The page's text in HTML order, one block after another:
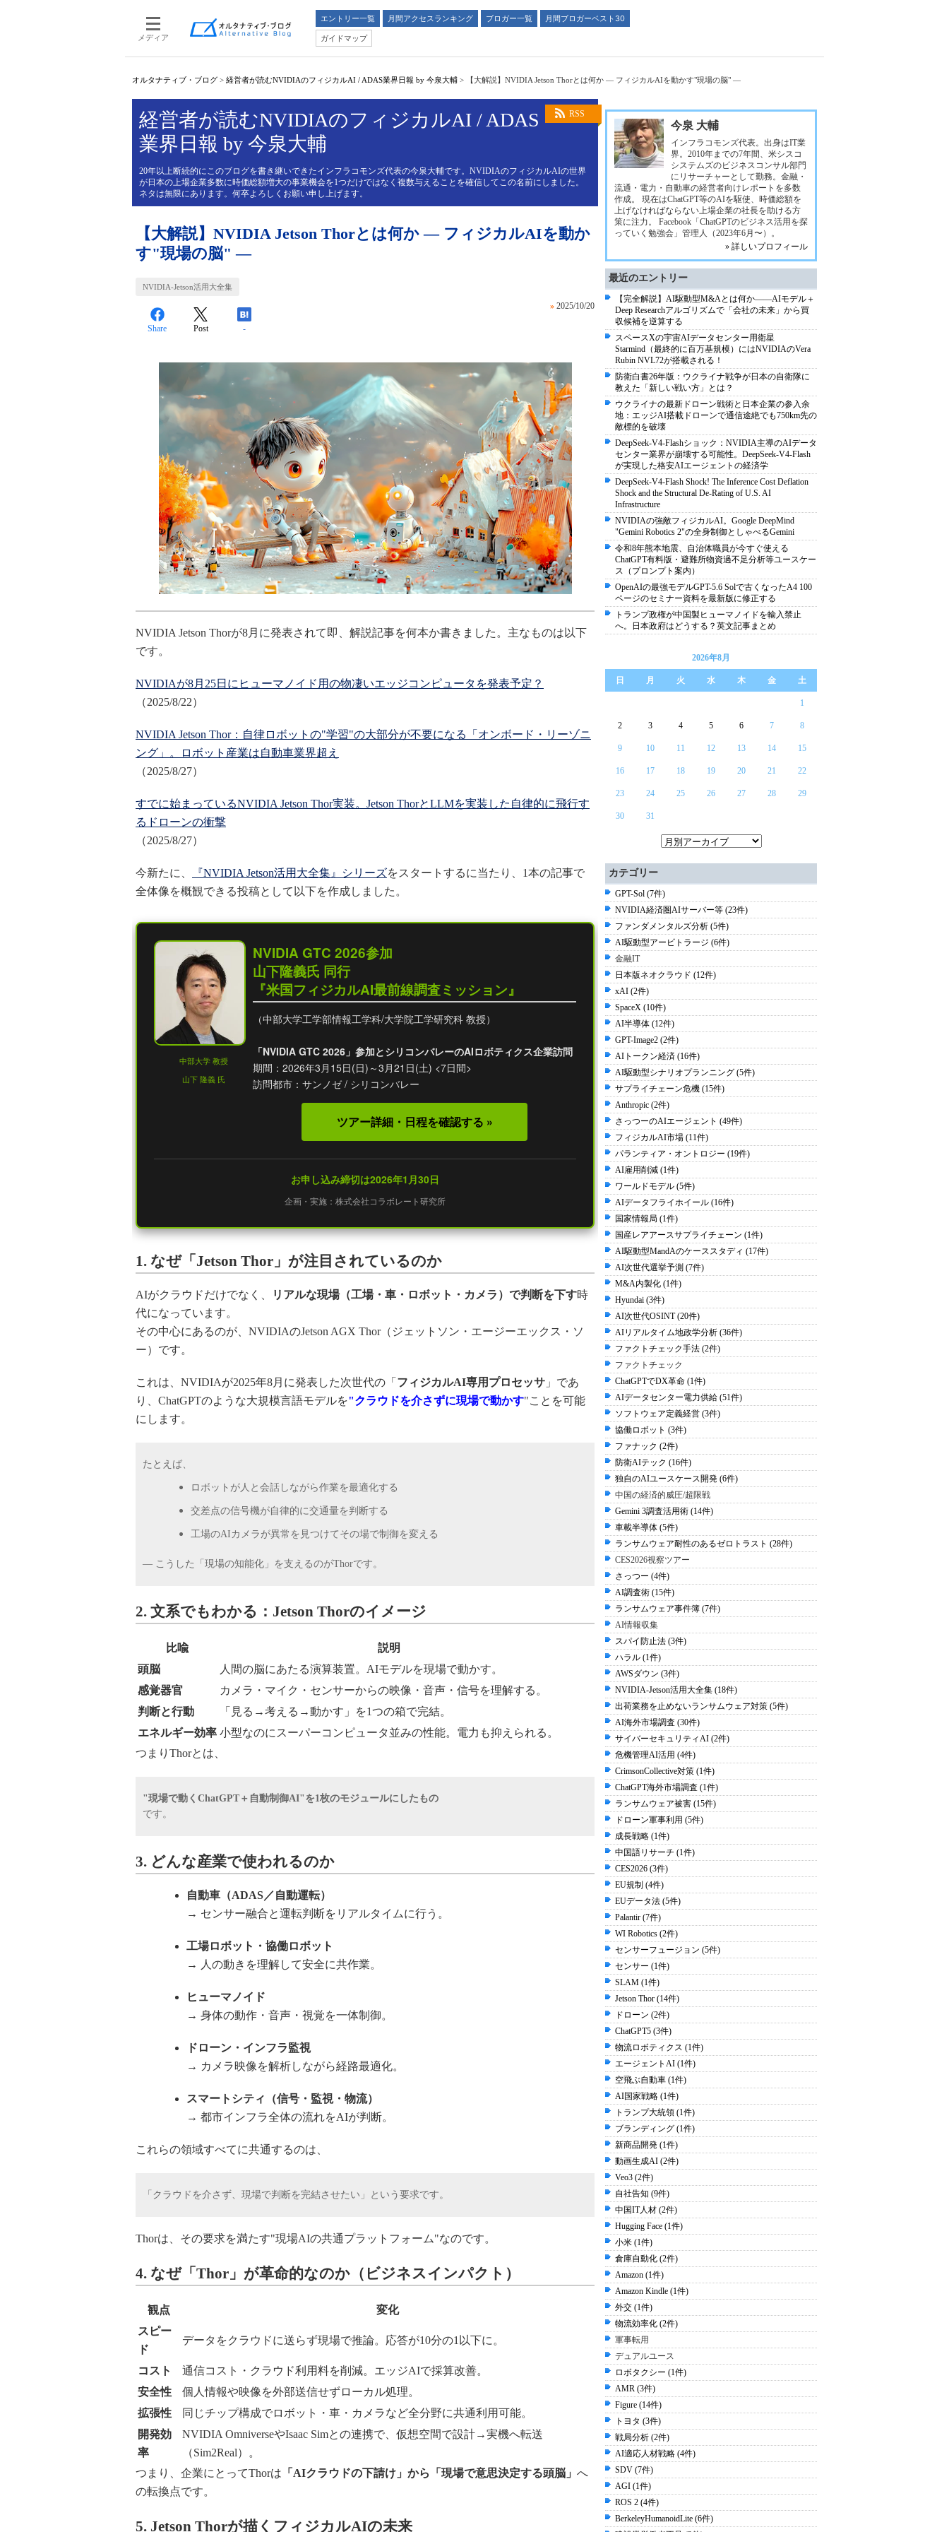
メディア
エントリー一覧 月間アクセスランキング ブロガー一覧
月間ブロガーベスト30
ガイドマップ
オルタナティブ・ブログ > 経営者が読むNVIDIAのフィジカルAI / ADAS業界日報 by 今泉大輔 > 【大解説】NVIDIA Jetson Thorとは何か ― フィジカルAIを動かす"現場の脳" ―
RSS
経営者が読むNVIDIAのフィジカルAI / ADAS
業界日報 by 今泉大輔
20年以上断続的にこのブログを書き継いできたインフラコモンズ代表の今泉大輔です。NVIDIAのフィジカルAIの世界
が日本の上場企業多数に時価総額増大の事業機会を1つだけではなく複数与えることを確信してこの名前にしました。
ネタは無限にあります。何卒よろしくお願い申し上げます。
【大解説】NVIDIA Jetson Thorとは何か ― フィジカルAIを動か
す"現場の脳" ―
NVIDIA-Jetson活用大全集
» 2025/10/20
Share Post -
NVIDIA Jetson Thorが8月に発表されて即、解説記事を何本か書きました。主なものは以下
です。
NVIDIAが8月25日にヒューマノイド用の物凄いエッジコンピュータを発表予定？
（2025/8/22）
NVIDIA Jetson Thor：自律ロボットの"学習"の大部分が不要になる「オンボード・リーゾニ
ング」。ロボット産業は自動車業界超え
（2025/8/27）
すでに始まっているNVIDIA Jetson Thor実装。Jetson ThorとLLMを実装した自律的に飛行す
るドローンの衝撃
（2025/8/27）
今新たに、 『NVIDIA Jetson活用大全集』シリーズをスタートするに当たり、1本の記事で
全体像を概観できる投稿として以下を作成しました。
中部大学 教授
山下 隆義 氏
NVIDIA GTC 2026参加
山下隆義氏 同行
『米国フィジカルAI最前線調査ミッション』
（中部大学工学部情報工学科/大学院工学研究科 教授）
「NVIDIA GTC 2026」参加とシリコンバレーのAIロボティクス企業訪問
期間：2026年3月15日(日)～3月21日(土) <7日間>
訪問都市：サンノゼ / シリコンバレー
ツアー詳細・日程を確認する »
お申し込み締切は2026年1月30日
企画・実施：株式会社コラボレート研究所
1. なぜ「Jetson Thor」が注目されているのか
AIがクラウドだけでなく、 リアルな現場（工場・車・ロボット・カメラ）で判断を下す時
代になっています。
その中心にあるのが、NVIDIAのJetson AGX Thor（ジェットソン・エージーエックス・ソ
ー）です。
これは、NVIDIAが2025年8月に発表した次世代の「 フィジカルAI専用プロセッサ 」であ
り、ChatGPTのような大規模言語モデルを"クラウドを介さずに現場で動かす"ことを可能
にします。
たとえば、
ロボットが人と会話しながら作業を最適化する
交差点の信号機が自律的に交通量を判断する
工場のAIカメラが異常を見つけてその場で制御を変える
― こうした「現場の知能化」を支えるのがThorです。
2. 文系でもわかる：Jetson Thorのイメージ
比喩
説明
頭脳
人間の脳にあたる演算装置。AIモデルを現場で動かす。
感覚器官
カメラ・マイク・センサーからの映像・音声・信号を理解する。
判断と行動
「見る→考える→動かす」を1つの箱で完結。
エネルギー効率 小型なのにスーパーコンピュータ並みの性能。電力も抑えられる。
つまりThorとは、
"現場で動くChatGPT＋自動制御AI"を1枚のモジュールにしたもの
です。
3. どんな産業で使われるのか
自動車（ADAS／自動運転）
→ センサー融合と運転判断をリアルタイムに行う。
工場ロボット・協働ロボット
→ 人の動きを理解して安全に共作業。
ヒューマノイド
→ 身体の動作・音声・視覚を一体制御。
ドローン・インフラ監視
→ カメラ映像を解析しながら経路最適化。
スマートシティ（信号・監視・物流）
→ 都市インフラ全体の流れをAIが判断。
これらの領域すべてに共通するのは、
「クラウドを介さず、現場で判断を完結させたい」という要求です。
Thorは、その要求を満たす"現場AIの共通プラットフォーム"なのです。
4. なぜ「Thor」が革命的なのか（ビジネスインパクト）
観点
変化
スピー
ド
データをクラウドに送らず現場で推論。応答が10分の1以下に。
コスト
通信コスト・クラウド利用料を削減。エッジAIで採算改善。
安全性
個人情報や映像を外部送信せずローカル処理。
拡張性
同じチップ構成でロボット・車・カメラなど全分野に共通利用可能。
開発効
率
NVIDIA OmniverseやIsaac Simとの連携で、仮想空間で設計→実機へ転送
（Sim2Real）。
つまり、企業にとってThorは 「AIクラウドの下請け」から「現場で意思決定する頭脳」 へ
の転換点です。
5. Jetson Thorが描くフィジカルAIの未来
今泉 大輔
インフラコモンズ代表。出身はIT業
界。2010年までの7年間、米シスコ
システムズのビジネスコンサル部門
にリサーチャーとして勤務。金融・
流通・電力・自動車の経営者向けレポートを多数
作成。 現在はChatGPT等のAIを駆使、時価総額を
上げなければならない上場企業の社長を助ける方
策に注力。 Facebook「ChatGPTのビジネス活用を探
っていく勉強会」管理人（2023年6月〜）。
» 詳しいプロフィール
最近のエントリー
【完全解説】AI駆動型M&Aとは何か――AIモデル＋
Deep Researchアルゴリズムで「会社の未来」から買
収候補を逆算する
スペースXの宇宙AIデータセンター用衛星
Starmind（最終的に百万基規模）にはNVIDIAのVera
Rubin NVL72が搭載される！
防衛白書26年版：ウクライナ戦争が日本の自衛隊に
教えた「新しい戦い方」とは？
ウクライナの最新ドローン戦術と日本企業の参入余
地：エッジAI搭載ドローンで通信途絶でも750km先の
敵標的を破壊
DeepSeek-V4-Flashショック：NVIDIA主導のAIデータ
センター業界が崩壊する可能性。DeepSeek-V4-Flash
が実現した格安AIエージェントの経済学
DeepSeek-V4-Flash Shock! The Inference Cost Deflation
Shock and the Structural De-Rating of U.S. AI
Infrastructure
NVIDIAの強敵フィジカルAI。Google DeepMind
"Gemini Robotics 2"の全身制御としゃべるGemini
令和8年熊本地震、自治体職員が今すぐ使える
ChatGPT有料版・避難所物資過不足分析等ユースケー
ス（プロンプト案内）
OpenAIの最強モデルGPT-5.6 Solで古くなったA4 100
ページのセミナー資料を最新版に修正する
トランプ政権が中国製ヒューマノイドを輸入禁止
へ。日本政府はどうする？英文記事まとめ
2026年8月
日 月 火 水 木 金 土
1
2 3 4 5 6 7 8
9 10 11 12 13 14 15
16 17 18 19 20 21 22
23 24 25 26 27 28 29
30 31
カテゴリー
GPT-Sol (7件)
NVIDIA経済圏AIサーバー等 (23件)
ファンダメンタルズ分析 (5件)
AI駆動型アービトラージ (6件)
金融IT
日本版ネオクラウド (12件)
xAI (2件)
SpaceX (10件)
AI半導体 (12件)
GPT-Image2 (2件)
AIトークン経済 (16件)
AI駆動型シナリオプランニング (5件)
サプライチェーン危機 (15件)
Anthropic (2件)
さっつーのAIエージェント (49件)
フィジカルAI市場 (11件)
パランティア・オントロジー (19件)
AI雇用削減 (1件)
ワールドモデル (5件)
AIデータフライホイール (16件)
国家情報局 (1件)
国産レアアースサプライチェーン (1件)
AI駆動型MandAのケーススタディ (17件)
AI次世代選挙予測 (7件)
M&A内製化 (1件)
Hyundai (3件)
AI次世代OSINT (20件)
AIリアルタイム地政学分析 (36件)
ファクトチェック手法 (2件)
ファクトチェック
ChatGPTでDX革命 (1件)
AIデータセンター電力供給 (51件)
ソフトウェア定義経営 (3件)
協働ロボット (3件)
ファナック (2件)
防衛AIテック (16件)
独自のAIユースケース開発 (6件)
中国の経済的威圧/超限戦
Gemini 3調査活用術 (14件)
車載半導体 (5件)
ランサムウェア耐性のあるゼロトラスト (28件)
CES2026視察ツアー
さっつー (4件)
AI調査術 (15件)
ランサムウェア事件簿 (7件)
AI情報収集
スパイ防止法 (3件)
ハラル (1件)
AWSダウン (3件)
NVIDIA-Jetson活用大全集 (18件)
出荷業務を止めないランサムウェア対策 (5件)
AI海外市場調査 (30件)
サイバーセキュリティAI (2件)
危機管理AI活用 (4件)
CrimsonCollective対策 (1件)
ChatGPT海外市場調査 (1件)
ランサムウェア被害 (15件)
ドローン軍事利用 (5件)
成長戦略 (1件)
中国語リサーチ (1件)
CES2026 (3件)
EU規制 (4件)
EUデータ法 (5件)
Palantir (7件)
WI Robotics (2件)
センサーフュージョン (5件)
センサー (1件)
SLAM (1件)
Jetson Thor (14件)
ドローン (2件)
ChatGPT5 (3件)
物流ロボティクス (1件)
エージェントAI (1件)
空飛ぶ自動車 (1件)
AI国家戦略 (1件)
トランプ大統領 (1件)
ブランディング (1件)
新商品開発 (1件)
動画生成AI (2件)
Veo3 (2件)
自社告知 (9件)
中国IT人材 (2件)
Hugging Face (1件)
小米 (1件)
倉庫自動化 (2件)
Amazon (1件)
Amazon Kindle (1件)
外交 (1件)
物流効率化 (2件)
軍事転用
デュアルユース
ロボタクシー (1件)
AMR (3件)
Figure (14件)
トヨタ (3件)
戦局分析 (2件)
AI適応人材戦略 (4件)
SDV (7件)
AGI (1件)
ROS 2 (4件)
BerkeleyHumanoidLite (6件)